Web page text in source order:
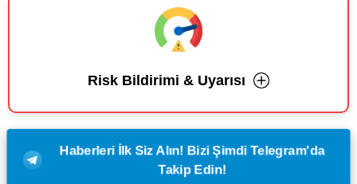
Risk Bildirimi & Uyarısı
Haberleri İlk Siz Alın! Bizi Şimdi Telegram'da
Takip Edin!